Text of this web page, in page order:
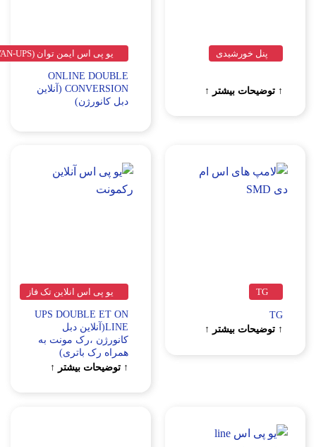
بیشتر ↑
یو پی اس ایمن توان (EAMENTAVAN-UPS)
ONLINE DOUBLE
CONVERSION (آنلاین
بیشتر ↑
یو پی اس انلاین تک فاز
UPS DOUBLE ET ON
کانورژن ،رک مونت به
همراه رک باتری)
↑ توضیحات بیشتر ↑